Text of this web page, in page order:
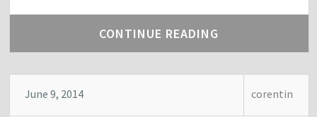
CONTINUE READING
June 9, 2014 corentin